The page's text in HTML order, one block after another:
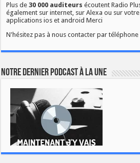
Plus de30 000 auditeurs écoutent Radio
également sur internet, sur Alexa ou sur
applications ios et android Merci
N'hésitez pas à nous contacter par téléphone
Notre dernier podcast à la une